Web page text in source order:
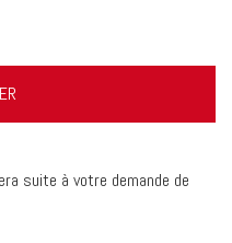
suite à votre demande de